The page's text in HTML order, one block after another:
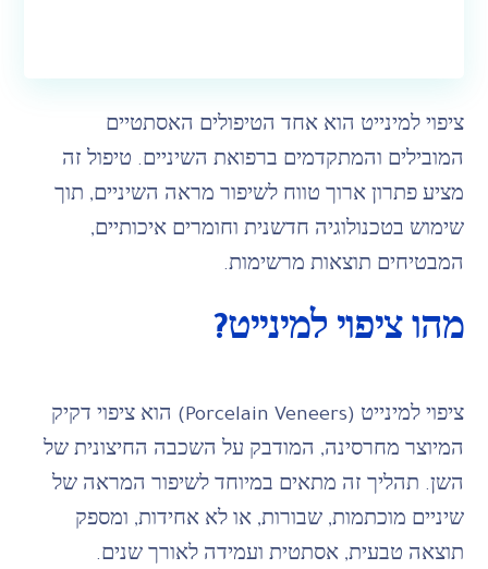
ציפוי למינייט הוא אחד הטיפולים האסתטיים
המובילים והמתקדמים ברפואת השיניים. טיפול זה
מציע פתרון ארוך טווח לשיפור מראה השיניים, תוך
שימוש בטכנולוגיה חדשנית וחומרים איכותיים,
המבטיחים תוצאות מרשימות.
מהו ציפוי למינייט?
ציפוי למינייט (Porcelain Veneers) הוא ציפוי דקיק
המיוצר מחרסינה, המודבק על השכבה החיצונית של
השן. תהליך זה מתאים במיוחד לשיפור המראה של
שיניים מוכתמות, שבורות, או לא אחידות, ומספק
תוצאה טבעית, אסתטית ועמידה לאורך שנים.